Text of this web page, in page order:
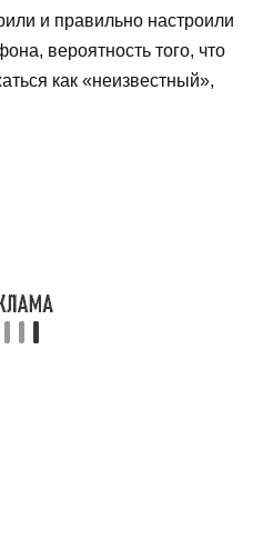
и правильно настроили
вероятность того, что
как «неизвестный»,